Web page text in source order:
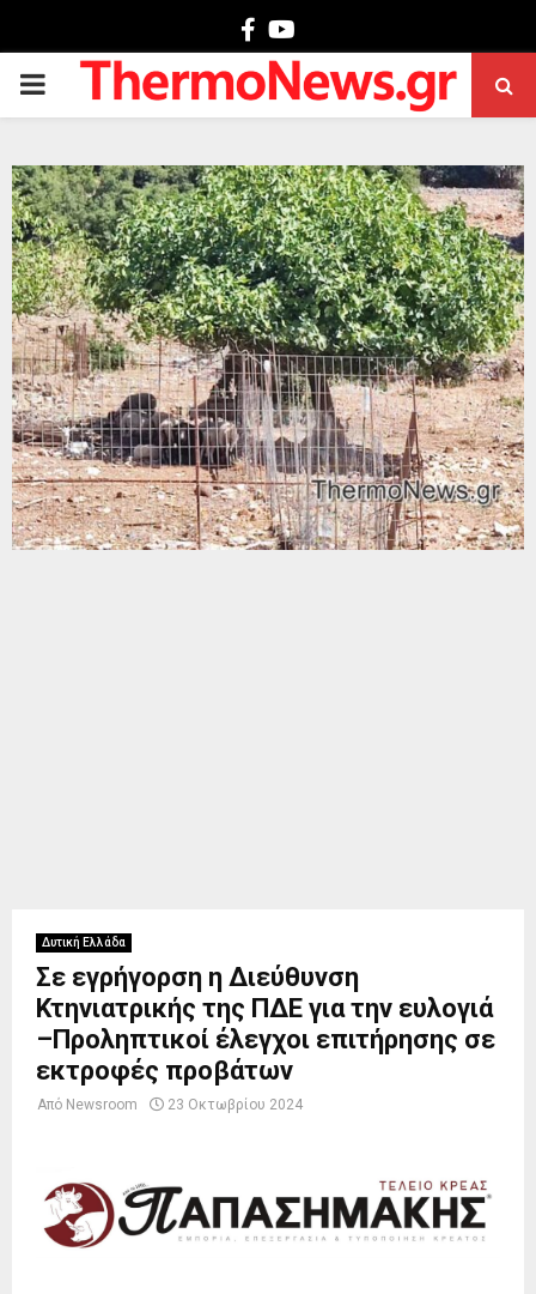
Facebook
PRIMARY
Δυτική Ελλάδα
Σε εγρήγορση η Διεύθυνση
Κτηνιατρικής της ΠΔΕ για την ευλογιά
–Προληπτικοί έλεγχοι επιτήρησης σε
εκτροφές προβάτων
Από Newsroom 23 Οκτωβρίου 2024